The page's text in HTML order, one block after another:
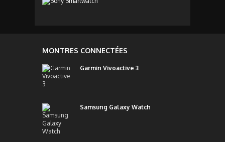
MONTRES CONNECTÉES
Garmin Vivoactive 3
Samsung Galaxy Watch